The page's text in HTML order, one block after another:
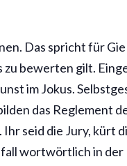
Das spricht für
bewerten gilt.
im Jokus.
das Reglement
seid die Jury, kürt
wortwörtlich in